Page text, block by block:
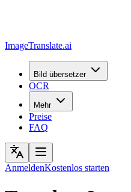
ImageTranslate.ai
Bild übersetzer
OCR
Mehr
Preise
FAQ
AnmeldenKostenlos starten